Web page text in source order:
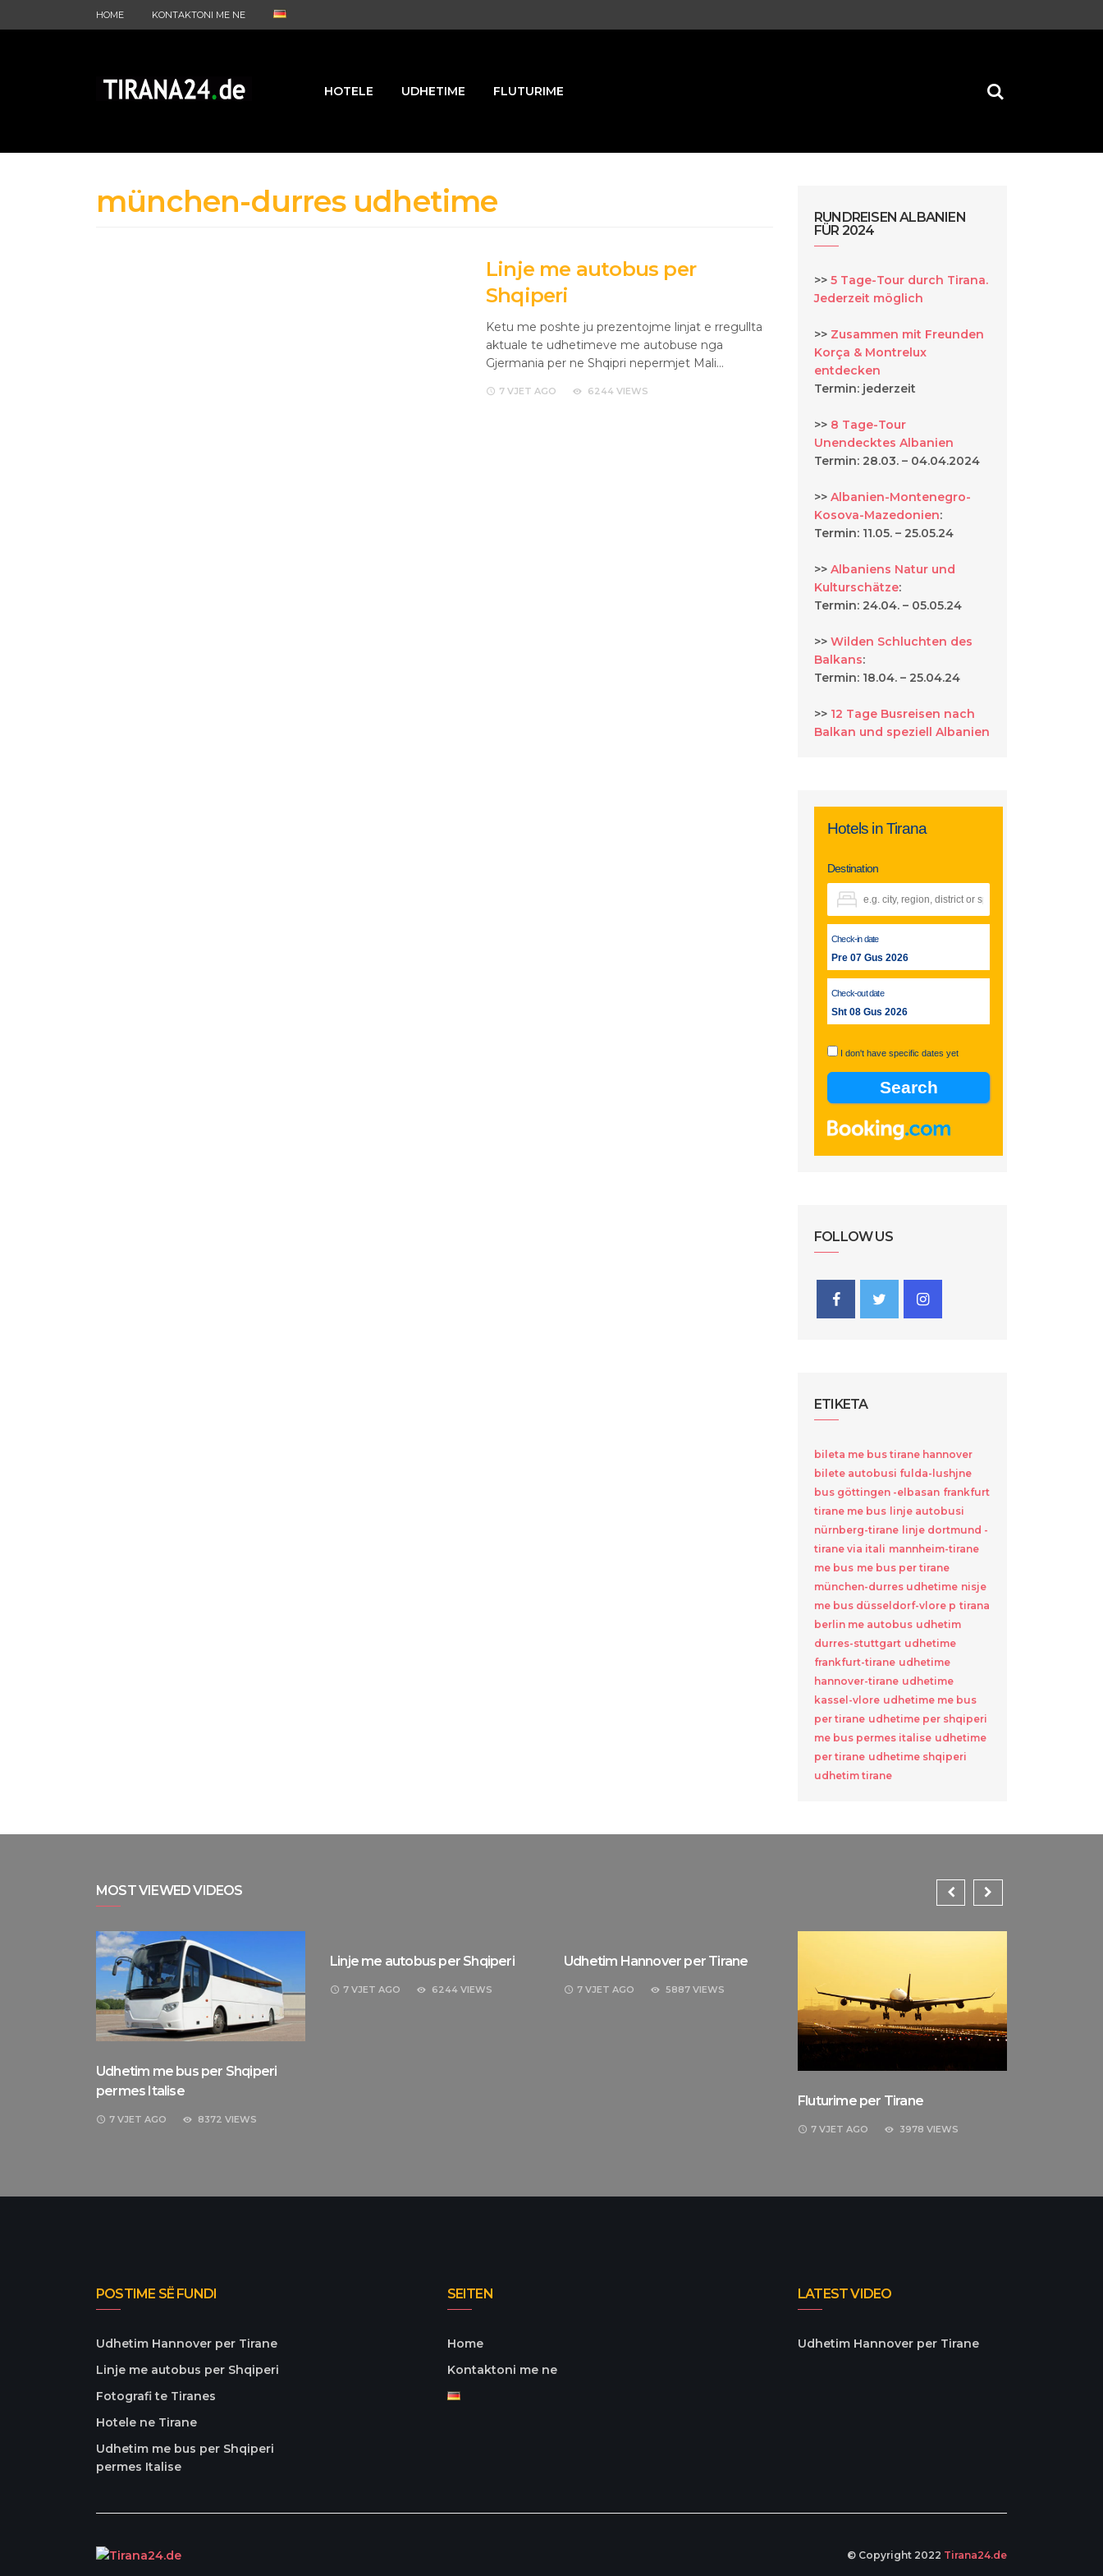
HOME KONTAKTONI ME NE
HOTELE UDHETIME FLUTURIME
münchen-durres udhetime
Linje me autobus per
Shqiperi
Ketu me poshte ju prezentojme linjat e rregullta
aktuale te udhetimeve me autobuse nga
Gjermania per ne Shqipri nepermjet Mali…
7 VJET AGO 6244 VIEWS
RUNDREISEN ALBANIEN
FÜR 2024
>> 5 Tage-Tour durch Tirana.
Jederzeit möglich
>> Zusammen mit Freunden
Korça & Montrelux
entdecken
Termin: jederzeit
>> 8 Tage-Tour
Unendecktes Albanien
Termin: 28.03. – 04.04.2024
>> Albanien-Montenegro-
Kosova-Mazedonien:
Termin: 11.05. – 25.05.24
>> Albaniens Natur und
Kulturschätze:
Termin: 24.04. – 05.05.24
>> Wilden Schluchten des
Balkans:
Termin: 18.04. – 25.04.24
>> 12 Tage Busreisen nach
Balkan und speziell Albanien
Hotels in Tirana
Destination
Check-in date
Pre 07 Gus 2026
Check-out date
Sht 08 Gus 2026
I don't have specific dates yet
FOLLOW US
ETIKETA
bileta me bus tirane hannover
bilete autobusi fulda-lushjne
bus göttingen -elbasan frankfurt
tirane me bus linje autobusi
nürnberg-tirane linje dortmund -
tirane via itali mannheim-tirane
me bus me bus per tirane
münchen-durres udhetime nisje
me bus düsseldorf-vlore p tirana
berlin me autobus udhetim
durres-stuttgart udhetime
frankfurt-tirane udhetime
hannover-tirane udhetime
kassel-vlore udhetime me bus
per tirane udhetime per shqiperi
me bus permes italise udhetime
per tirane udhetime shqiperi
udhetim tirane
MOST VIEWED VIDEOS
Udhetim me bus per Shqiperi
permes Italise
7 VJET AGO 8372 VIEWS
Linje me autobus per Shqiperi
7 VJET AGO 6244 VIEWS
Udhetim Hannover per Tirane
7 VJET AGO 5887 VIEWS
Fluturime per Tirane
7 VJET AGO 3978 VIEWS
POSTIME SË FUNDI
Udhetim Hannover per Tirane
Linje me autobus per Shqiperi
Fotografi te Tiranes
Hotele ne Tirane
Udhetim me bus per Shqiperi
permes Italise
SEITEN
Home
Kontaktoni me ne
LATEST VIDEO
Udhetim Hannover per Tirane
© Copyright 2022 Tirana24.de